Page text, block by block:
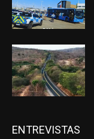
ENTREVISTAS